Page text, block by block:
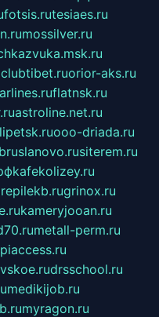
fotsis.rutesiaes.ru
mossilver.ru
clubtibet.ruorior-aks.ru
flatnsk.ru
astroline.net.ru
ooo-driada.ru
bruslanovo.rusiterem.ru
kafekolizey.ru
grinox.ru
kameryjooan.ru
metall-perm.ru
drsschool.ru
medikijob.ru
myragon.ru